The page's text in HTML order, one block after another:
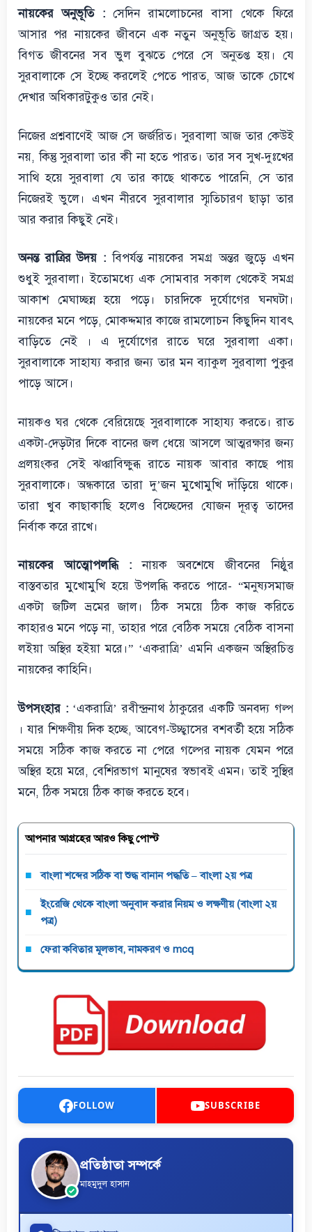
নায়কের অনুভূতি :সেদিন রামলোচনের বাসা থেকে ফিরে
আসার পর নায়কের জীবনে এক নতুন অনুভূতি জাগ্রত হয়।
বিগত জীবনের সব ভুল বুঝতে পেরে সে অনুতপ্ত হয়। যে
সুরবালাকে সে ইচ্ছে করলেই পেতে পারত, আজ তাকে চোখে
দেখার অধিকারটুকুও তার নেই।
নিজের প্রশ্নবাণেই আজ সে জর্জরিত। সুরবালা আজ তার কেউই
নয়, কিন্তু সুরবালা তার কী না হতে পারত। তার সব সুখ-দুঃখের
সাথি হয়ে সুরবালা যে তার কাছে থাকতে পারেনি, সে তার
নিজেরই ভুলে। এখন নীরবে সুরবালার স্মৃতিচারণ ছাড়া তার
আর করার কিছুই নেই।
অনন্ত রাত্রির উদয় : বিপর্যন্ত নায়কের সমগ্র অন্তর জুড়ে এখন
শুধুই সুরবালা। ইতোমধ্যে এক সোমবার সকাল থেকেই সমগ্র
আকাশ মেঘাচ্ছন্ন হয়ে পড়ে। চারদিকে দুর্যোগের ঘনঘটা।
নায়কের মনে পড়ে, মোকদ্দমার কাজে রামলোচন কিছুদিন যাবৎ
বাড়িতে নেই । এ দুর্যোগের রাতে ঘরে সুরবালা একা।
সুরবালাকে সাহায্য করার জন্য তার মন ব্যাকুল সুরবালা পুকুর
পাড়ে আসে।
নায়কও ঘর থেকে বেরিয়েছে সুরবালাকে সাহায্য করতে। রাত
একটা-দেড়টার দিকে বানের জল ধেয়ে আসলে আত্মরক্ষার জন্য
প্রলয়ংকর সেই ঝঞ্ঝাবিক্ষুব্ধ রাতে নায়ক আবার কাছে পায়
সুরবালাকে। অন্ধকারে তারা দু’জন মুখোমুখি দাঁড়িয়ে থাকে।
তারা খুব কাছাকাছি হলেও বিচ্ছেদের যোজন দূরত্ব তাদের
নির্বাক করে রাখে।
নায়কের আত্মোপলব্ধি :নায়ক অবশেষে জীবনের নিষ্ঠুর
বাস্তবতার মুখোমুখি হয়ে উপলব্ধি করতে পারে- “মনুষ্যসমাজ
একটা জটিল ভ্রমের জাল। ঠিক সময়ে ঠিক কাজ করিতে
কাহারও মনে পড়ে না, তাহার পরে বেঠিক সময়ে বেঠিক বাসনা
লইয়া অস্থির হইয়া মরে।” ‘একরাত্রি’ এমনি একজন অস্থিরচিত্ত
নায়কের কাহিনি।
উপসংহার :‘একরাত্রি’ রবীন্দ্রনাথ ঠাকুরের একটি অনবদ্য গল্প
। যার শিক্ষণীয় দিক হচ্ছে, আবেগ-উচ্ছ্বাসের বশবর্তী হয়ে সঠিক
সময়ে সঠিক কাজ করতে না পেরে গল্পের নায়ক যেমন পরে
অস্থির হয়ে মরে, বেশিরভাগ মানুষের স্বভাবই এমন। তাই সুস্থির
মনে, ঠিক সময়ে ঠিক কাজ করতে হবে।
আপনার আগ্রহের আরও কিছু পোস্ট
বাংলা শব্দের সঠিক বা শুদ্ধ বানান পদ্ধতি – বাংলা ২য় পত্র
ইংরেজি থেকে বাংলা অনুবাদ করার নিয়ম ও লক্ষণীয় (বাংলা ২য়
পত্র)
ফেরা কবিতার মূলভাব, নামকরণ ও mcq
FOLLOW SUBSCRIBE
প্রতিষ্ঠাতা সম্পর্কে
মাহমুদুল হাসান